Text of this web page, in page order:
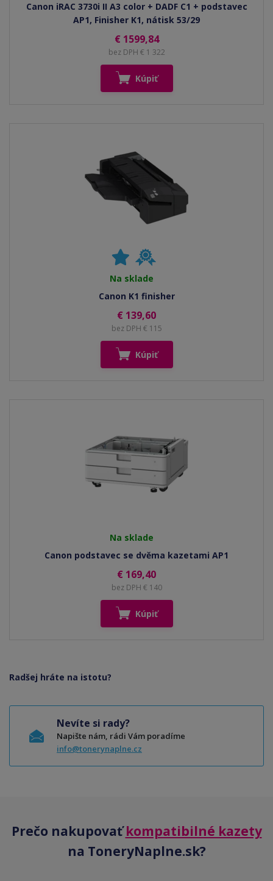
Canon iRAC 3730i II A3 color + DADF C1 + podstavec
AP1, Finisher K1, nátisk 53/29
€ 1599,84
bez DPH € 1 322
Kúpiť
Na sklade
Canon K1 finisher
€ 139,60
bez DPH € 115
Kúpiť
Na sklade
Canon podstavec se dvěma kazetami AP1
€ 169,40
bez DPH € 140
Kúpiť
Radšej hráte na istotu?
Nevíte si rady?
Napište nám, rádi Vám poradíme
info@tonerynaplne.cz
Prečo nakupovaťkompatibilné kazety
na ToneryNaplne.sk?